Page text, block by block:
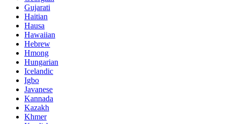
Gujarati
Haitian
Hausa
Hawaiian
Hebrew
Hmong
Hungarian
Icelandic
Igbo
Javanese
Kannada
Kazakh
Khmer